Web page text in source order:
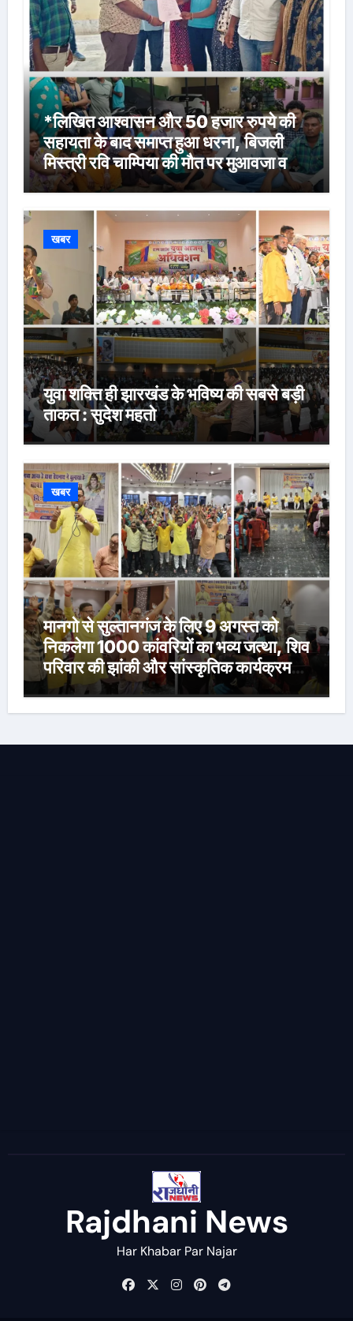
*लिखित आश्वासन और 50 हजार रुपये की
सहायता के बाद समाप्त हुआ धरना, बिजली
मिस्त्री रवि चाम्पिया की मौत पर मुआवजा व
नौकरी की मांग*
खबर
युवा शक्ति ही झारखंड के भविष्य की सबसे बड़ी
ताकत : सुदेश महतो
खबर
मानगो से सुल्तानगंज के लिए 9 अगस्त को
निकलेगा 1000 कांवरियों का भव्य जत्था, शिव
परिवार की झांकी और सांस्कृतिक कार्यक्रम
होंगे आकर्षण
Rajdhani News
Har Khabar Par Najar